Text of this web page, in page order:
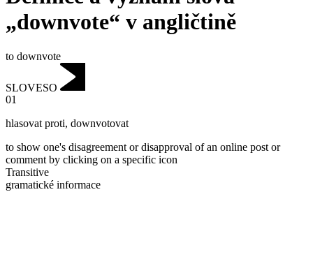
„downvote“ v angličtině
to downvote
SLOVESO
01
hlasovat proti, downvotovat
to show one's disagreement or disapproval of an online post or
comment by clicking on a specific icon
Transitive
gramatické informace